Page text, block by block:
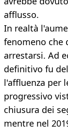
afflusso.
In realtà
fenomeno che
arrestarsi. Ad
definitivo fu
l'affluenza per
progressivo
chiusura dei
mentre nel